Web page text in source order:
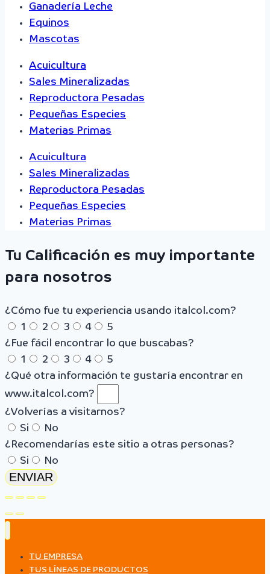
Ganadería Leche
Equinos
Mascotas
Acuicultura
Sales Mineralizadas
Reproductora Pesadas
Pequeñas Especies
Materias Primas
Acuicultura
Sales Mineralizadas
Reproductora Pesadas
Pequeñas Especies
Materias Primas
Tu Calificación es muy importante
para nosotros
¿Cómo fue tu experiencia usando italcol.com?
1
2 3 4
5
¿Fue fácil encontrar lo que buscabas?
1
2 3 4
5
¿Qué otra información te gustaría encontrar en
www.italcol.com?
¿Volverías a visitarnos?
Si
No
¿Recomendarías este sitio a otras personas?
Si
No
ENVIAR
TU EMPRESA
TUS LÍNEAS DE PRODUCTOS